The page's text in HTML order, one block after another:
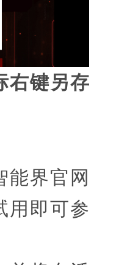
右键另存
能界官网
用即可参